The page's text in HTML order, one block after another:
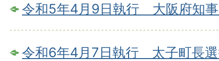
令和5年4月9日執行 大阪府知
令和6年4月7日執行 太子町長